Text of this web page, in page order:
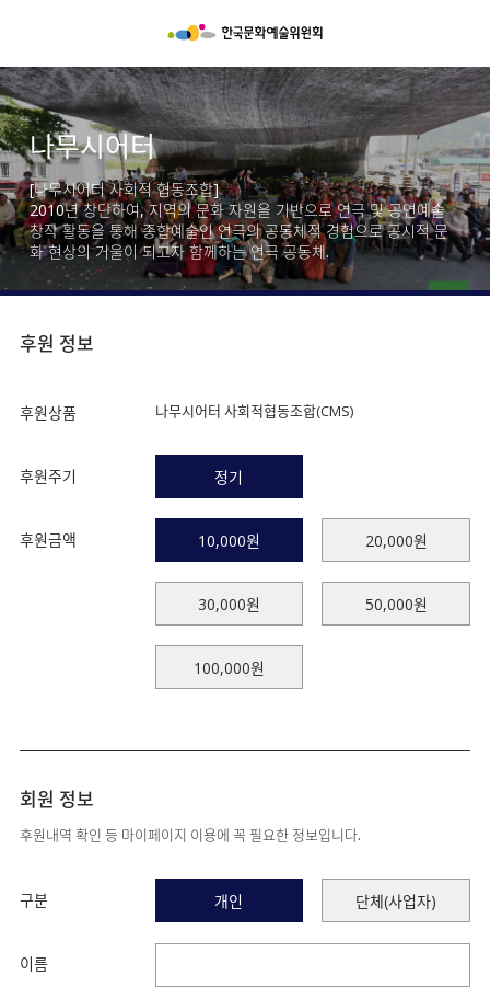
나무시어터
[나무시어터 사회적 협동조합]
2010년 창단하여, 지역의 문화 자원을 기반으로 연극 및 공연예술
창작 활동을 통해 종합예술인 연극의 공동체적 경험으로 공시적 문
화 현상의 거울이 되고자 함께하는 연극 공동체.
후원 정보
후원상품 나무시어터 사회적협동조합(CMS)
후원주기 정기
후원금액 10,000원 20,000원
30,000원 50,000원
100,000원
회원 정보
후원내역 확인 등 마이페이지 이용에 꼭 필요한 정보입니다.
구분 개인 단체(사업자)
이름